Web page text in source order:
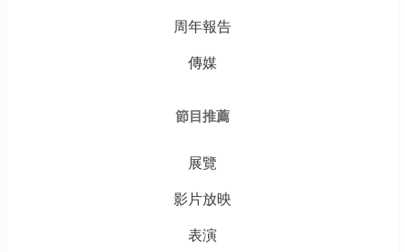
周年報告
傳媒
節目推薦
展覽
影片放映
表演